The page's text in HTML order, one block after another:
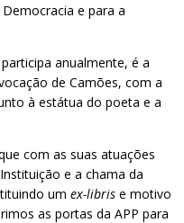
e para a
anualmente, é a
de Camões, com a
à estátua do poeta e a
com as suas atuações
e a chama da
um ex-libris e motivo
as portas da APP para